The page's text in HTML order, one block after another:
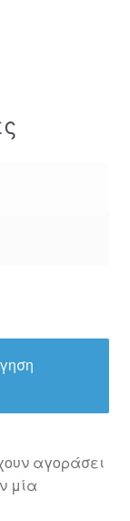
αγοράσει
μία